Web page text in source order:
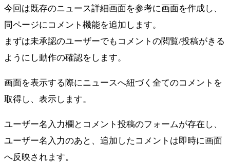
今回は既存のニュース詳細画面を参考に画面を作成し、
同ページにコメント機能を追加します。
まずは未承認のユーザーでもコメントの閲覧/投稿がきる
ようにし動作の確認をします。
画面を表示する際にニュースへ紐づく全てのコメントを
取得し、表示します。
ユーザー名入力欄とコメント投稿のフォームが存在し、
ユーザー名入力のあと、追加したコメントは即時に画面
へ反映されます。